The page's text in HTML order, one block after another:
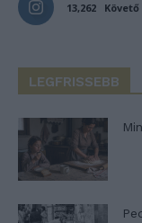
13,262 Követő
LEGFRISSEBB